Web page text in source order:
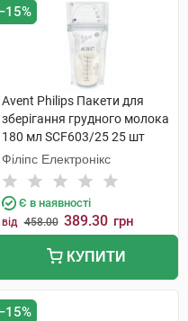
−15%
Avent Philips Пакети для
зберігання грудного молока
180 мл SCF603/25 25 шт
Філіпс Електронікс
Є в наявності
від 458.00 389.30 грн
КУПИТИ
−15%